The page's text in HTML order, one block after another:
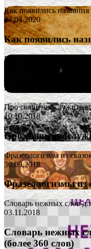
Как появились названия
24.04.2020
Как появились
Про нечистую силу и
Про нечистую силу
Про
10.10.2018
Про
Фразеологизмы из
30.09.2018
Фразеологизмы из
Словарь нежных слов
03.11.2018
Словарь нежных
(более 360 слов)